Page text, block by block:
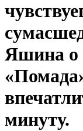
Яшина о
минуту.